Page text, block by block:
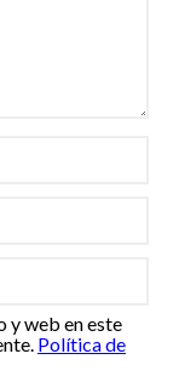
y web en este
Política de